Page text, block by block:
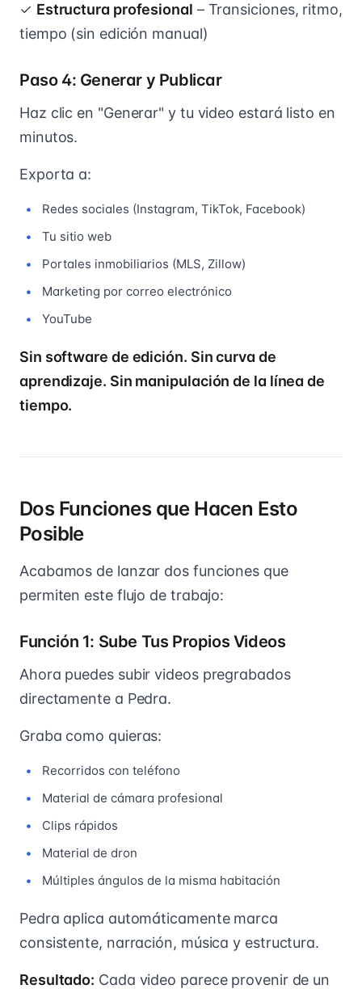
✓ Estructura profesional – Transiciones, ritmo,
tiempo (sin edición manual)
Paso 4: Generar y Publicar
Haz clic en "Generar" y tu video estará listo en
minutos.
Exporta a:
Redes sociales (Instagram, TikTok, Facebook)
Tu sitio web
Portales inmobiliarios (MLS, Zillow)
Marketing por correo electrónico
YouTube
Sin software de edición. Sin curva de
aprendizaje. Sin manipulación de la línea de
tiempo.
Dos Funciones que Hacen Esto
Posible
Acabamos de lanzar dos funciones que
permiten este flujo de trabajo:
Función 1: Sube Tus Propios Videos
Ahora puedes subir videos pregrabados
directamente a Pedra.
Graba como quieras:
Recorridos con teléfono
Material de cámara profesional
Clips rápidos
Material de dron
Múltiples ángulos de la misma habitación
Pedra aplica automáticamente marca
consistente, narración, música y estructura.
Resultado: Cada video parece provenir de un